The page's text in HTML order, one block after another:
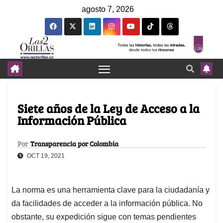
agosto 7, 2026
Siete años de la Ley de Acceso a la
Información Pública
Por Transparencia por Colombia
OCT 19, 2021
La norma es una herramienta clave para la ciudadanía y
da facilidades de acceder a la información pública. No
obstante, su expedición sigue con temas pendientes